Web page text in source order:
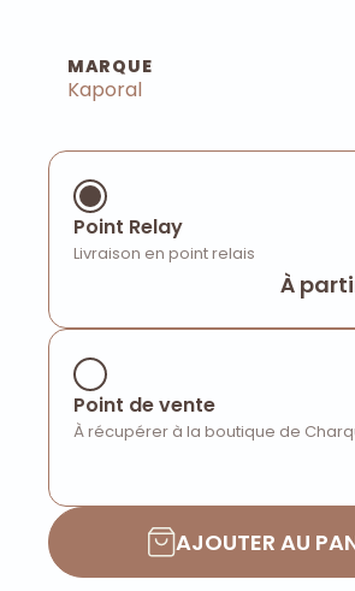
MARQUE
Kaporal
Point Relay
Livraison en point relais
À
Point de vente
À récupérer à la boutique de
AJOUTER AU